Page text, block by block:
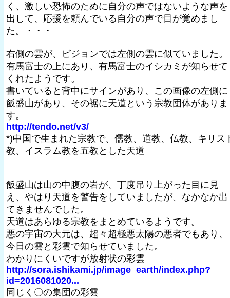
く、激しい恐怖のために自分の声ではないような声を
出して、応援を頼んでいる自分の声で目が覚めまし
た。・・・
右側の雲が、ビジョンでは左側の雲に似ていました。
有馬富士の上にあり、有馬富士のイシカミが知らせて
くれたようです。
書いていると背中にサインがあり、この画像の左側に
飯盛山があり、その裾に天道という宗教団体がありま
す。
http://tendo.net/v3/
*)中国で生まれた宗教で、儒教、道教、仏教、キリス
教、イスラム教を五教とした天道
飯盛山は山の中腹の岩が、丁度吊り上がった目に見
え、やはり天道を警告をしていましたが、なかなか出
てきませんでした。
天道はあらゆる宗教をまとめているようです。
悪の宇宙の大元は、超々超極悪太陽の悪者でもあり、
今日の雲と彩雲で知らせていました。
わかりにくいですが放射状の彩雲
http://sora.ishikami.jp/image_earth/index.php?
id=2016081020...
同じく〇の集団の彩雲